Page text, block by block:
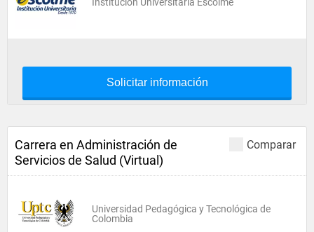
Solicitar información
Comparar
Carrera en Administración de
Servicios de Salud (Virtual)
Universidad Pedagógica y Tecnológica de
Colombia